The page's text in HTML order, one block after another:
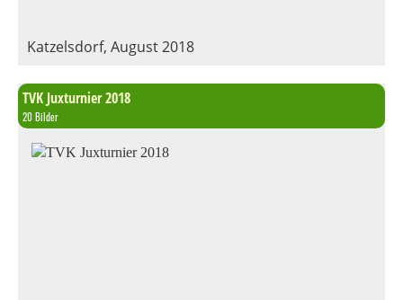
Katzelsdorf, August 2018
TVK Juxturnier 2018
20 Bilder